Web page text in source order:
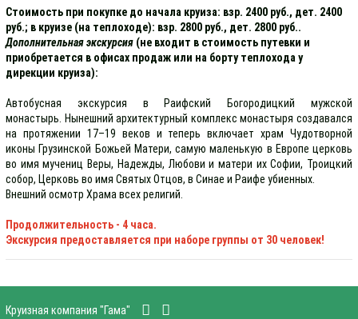
Стоимость при покупке до начала круиза: взр. 2400 руб., дет. 2400
руб.; в круизе (на теплоходе): взр. 2800 руб., дет. 2800 руб..
Дополнительная экскурсия (не входит в стоимость путевки и
приобретается в офисах продаж или на борту теплохода у
дирекции круиза):
Автобусная экскурсия в Раифский Богородицкий мужской
монастырь. Нынешний архитектурный комплекс монастыря создавался
на протяжении 17–19 веков и теперь включает храм Чудотворной
иконы Грузинской Божьей Матери, самую маленькую в Европе церковь
во имя мучениц Веры, Надежды, Любови и матери их Софии, Троицкий
собор, Церковь во имя Святых Отцов, в Синае и Раифе убиенных.
Внешний осмотр Храма всех религий.
Продолжительность - 4 часа.
Экскурсия предоставляется при наборе группы от 30 человек!
Круизная компания "Гама"